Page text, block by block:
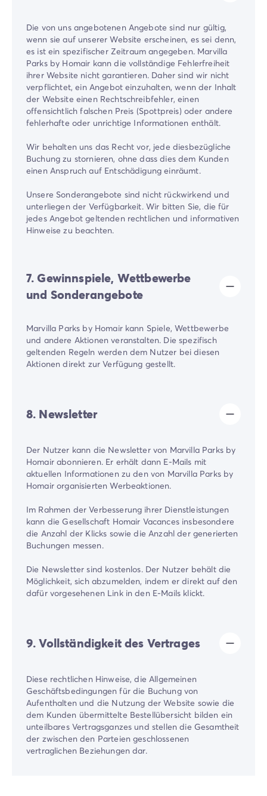
Die von uns angebotenen Angebote sind nur gültig,
wenn sie auf unserer Website erscheinen, es sei denn,
es ist ein spezifischer Zeitraum angegeben. Marvilla
Parks by Homair kann die vollständige Fehlerfreiheit
ihrer Website nicht garantieren. Daher sind wir nicht
verpflichtet, ein Angebot einzuhalten, wenn der Inhalt
der Website einen Rechtschreibfehler, einen
offensichtlich falschen Preis (Spottpreis) oder andere
fehlerhafte oder unrichtige Informationen enthält.
Wir behalten uns das Recht vor, jede diesbezügliche
Buchung zu stornieren, ohne dass dies dem Kunden
einen Anspruch auf Entschädigung einräumt.
Unsere Sonderangebote sind nicht rückwirkend und
unterliegen der Verfügbarkeit. Wir bitten Sie, die für
jedes Angebot geltenden rechtlichen und informativen
Hinweise zu beachten.
7. Gewinnspiele, Wettbewerbe
und Sonderangebote
Marvilla Parks by Homair kann Spiele, Wettbewerbe
und andere Aktionen veranstalten. Die spezifisch
geltenden Regeln werden dem Nutzer bei diesen
Aktionen direkt zur Verfügung gestellt.
8. Newsletter
Der Nutzer kann die Newsletter von Marvilla Parks by
Homair abonnieren. Er erhält dann E-Mails mit
aktuellen Informationen zu den von Marvilla Parks by
Homair organisierten Werbeaktionen.
Im Rahmen der Verbesserung ihrer Dienstleistungen
kann die Gesellschaft Homair Vacances insbesondere
die Anzahl der Klicks sowie die Anzahl der generierten
Buchungen messen.
Die Newsletter sind kostenlos. Der Nutzer behält die
Möglichkeit, sich abzumelden, indem er direkt auf den
dafür vorgesehenen Link in den E-Mails klickt.
9. Vollständigkeit des Vertrages
Diese rechtlichen Hinweise, die Allgemeinen
Geschäftsbedingungen für die Buchung von
Aufenthalten und die Nutzung der Website sowie die
dem Kunden übermittelte Bestellübersicht bilden ein
unteilbares Vertragsganzes und stellen die Gesamtheit
der zwischen den Parteien geschlossenen
vertraglichen Beziehungen dar.